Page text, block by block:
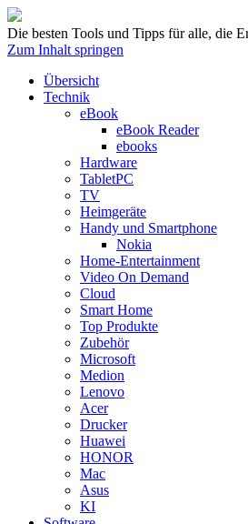
Die besten Tools und Tipps für alle, die
Zum Inhalt springen
Übersicht
Technik
eBook
eBook Reader
ebooks
Hardware
TabletPC
TV
Heimgeräte
Handy und Smartphone
Nokia
Home-Entertainment
Video On Demand
Cloud
Smart Home
Top Produkte
Zubehör
Microsoft
Medion
Lenovo
Acer
Drucker
Huawei
HONOR
Mac
Asus
KI